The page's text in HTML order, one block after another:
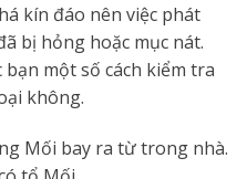
kín đáo nên việc phát
bị hỏng hoặc mục nát.
bạn một số cách kiểm tra
không.
Mối bay ra từ trong nhà.